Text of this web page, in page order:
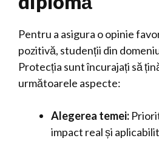
Pentru a asigura o opinie
pozitivă, studenții din
Protecția sunt încurajați să
următoarele aspecte:
Alegerea temei:
impact real și